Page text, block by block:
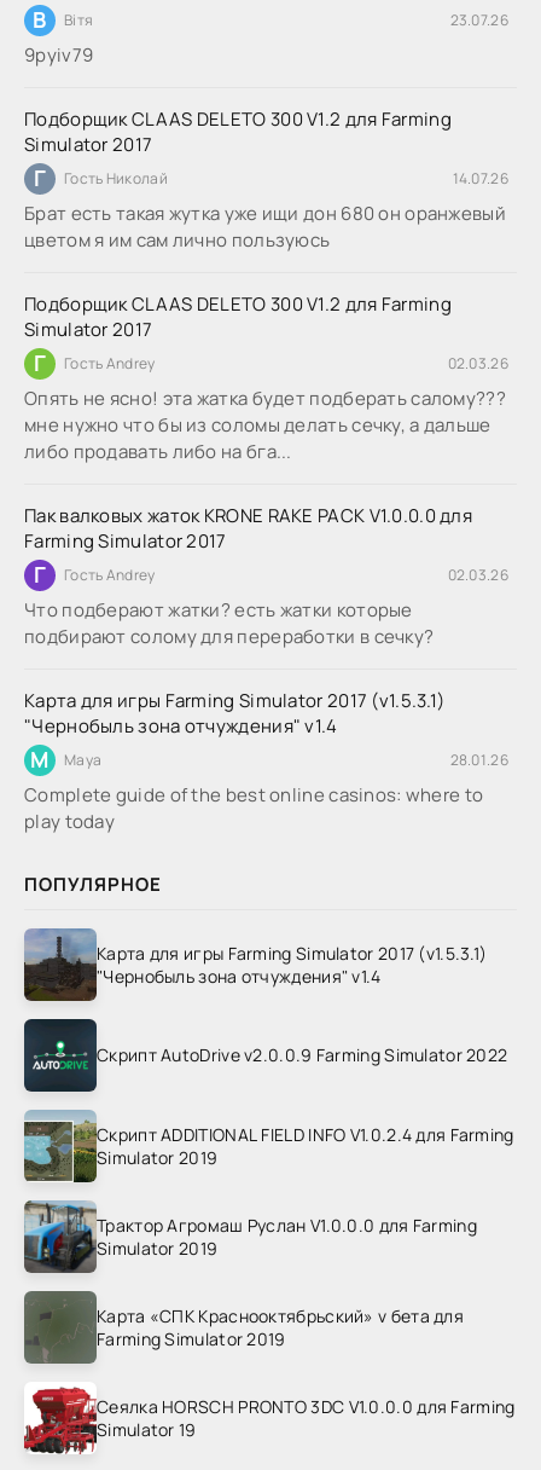
В Вітя 23.07.26
9руіv79
Подборщик CLAAS DELETO 300 V1.2 для Farming
Simulator 2017
Г Гость Николай 14.07.26
Брат есть такая жутка уже ищи дон 680 он оранжевый
цветом я им сам лично пользуюсь
Подборщик CLAAS DELETO 300 V1.2 для Farming
Simulator 2017
Г Гость Andrey 02.03.26
Опять не ясно! эта жатка будет подберать салому???
мне нужно что бы из соломы делать сечку, а дальше
либо продавать либо на бга...
Пак валковых жаток KRONE RAKE PACK V1.0.0.0 для
Farming Simulator 2017
Г Гость Andrey 02.03.26
Что подберают жатки? есть жатки которые
подбирают солому для переработки в сечку?
Карта для игры Farming Simulator 2017 (v1.5.3.1)
"Чернобыль зона отчуждения" v1.4
M Maya 28.01.26
Complete guide of the best online casinos: where to
play today
ПОПУЛЯРНОЕ
Карта для игры Farming Simulator 2017 (v1.5.3.1)
"Чернобыль зона отчуждения" v1.4
Скрипт AutoDrive v2.0.0.9 Farming Simulator 2022
Скрипт ADDITIONAL FIELD INFO V1.0.2.4 для Farming
Simulator 2019
Трактор Агромаш Руслан V1.0.0.0 для Farming
Simulator 2019
Карта «СПК Краснооктябрьский» v бета для
Farming Simulator 2019
Сеялка HORSCH PRONTO 3DC V1.0.0.0 для Farming
Simulator 19